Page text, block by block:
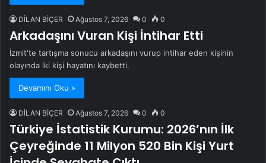
DİLAN BİÇER Ağustos 7, 2026 0 0
Arkadaşını Vuran Kişi İntihar Etti
İzmit'te tartışma sonucu arkadaşını vurup intihar eden kişinin
olayında iki kişi hayatını kaybetti.
Devamını Oku »
DİLAN BİÇER Ağustos 7, 2026 0 0
Türkiye İstatistik Kurumu: 2026’nın İlk
Çeyreğinde 11 Milyon 520 Bin Kişi Yurt